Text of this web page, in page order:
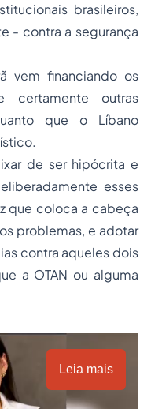
brasileiros,
- contra a segurança
vem financiando os
outras
que o Líbano
de ser hipócrita e
esses
que coloca a cabeça
problemas, e adotar
contra aqueles dois
a OTAN ou alguma
Leia mais